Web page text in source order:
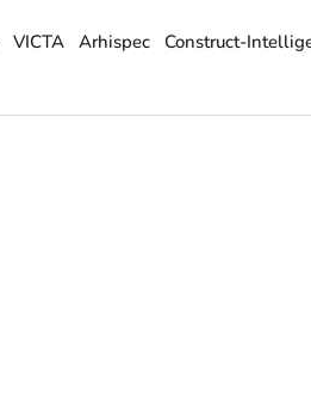
VICTA Arhispec Construct-